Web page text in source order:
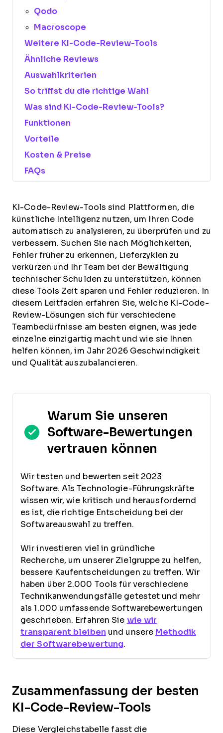
Qodo
Macroscope
Weitere KI-Code-Review-Tools
Ähnliche Reviews
Auswahlkriterien
So triffst du die richtige Wahl
Was sind KI-Code-Review-Tools?
Funktionen
Vorteile
Kosten & Preise
FAQs
KI-Code-Review-Tools sind Plattformen, die
künstliche Intelligenz nutzen, um Ihren Code
automatisch zu analysieren, zu überprüfen und zu
verbessern. Suchen Sie nach Möglichkeiten,
Fehler früher zu erkennen, Lieferzyklen zu
verkürzen und Ihr Team bei der Bewältigung
technischer Schulden zu unterstützen, können
diese Tools Zeit sparen und Fehler reduzieren. In
diesem Leitfaden erfahren Sie, welche KI-Code-
Review-Lösungen sich für verschiedene
Teambedürfnisse am besten eignen, was jede
einzelne einzigartig macht und wie sie Ihnen
helfen können, im Jahr 2026 Geschwindigkeit
und Qualität auszubalancieren.
Warum Sie unseren
Software-Bewertungen
vertrauen können
Wir testen und bewerten seit 2023
Software. Als Technologie-Führungskräfte
wissen wir, wie kritisch und herausfordernd
es ist, die richtige Entscheidung bei der
Softwareauswahl zu treffen.
Wir investieren viel in gründliche
Recherche, um unserer Zielgruppe zu helfen,
bessere Kaufentscheidungen zu treffen. Wir
haben über 2.000 Tools für verschiedene
Technikanwendungsfälle getestet und mehr
als 1.000 umfassende Softwarebewertungen
geschrieben. Erfahren Sie wie wir
transparent bleiben und unsere Methodik
der Softwarebewertung.
Zusammenfassung der besten
KI-Code-Review-Tools
Diese Vergleichstabelle fasst die